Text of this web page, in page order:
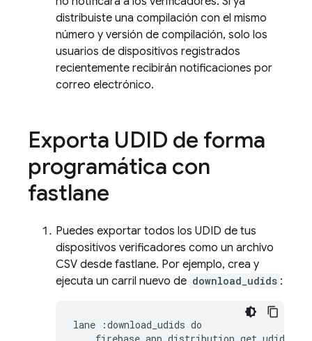
distribuiste una compilación con el mismo
número y versión de compilación, solo los
usuarios de dispositivos registrados
recientemente recibirán notificaciones por
correo electrónico.
Exporta UDID de forma
programática con
fastlane
Puedes exportar todos los UDID de tus
dispositivos verificadores como un archivo
CSV desde fastlane. Por ejemplo, crea y
ejecuta un carril nuevo de download_udids :
lane :download_udids do